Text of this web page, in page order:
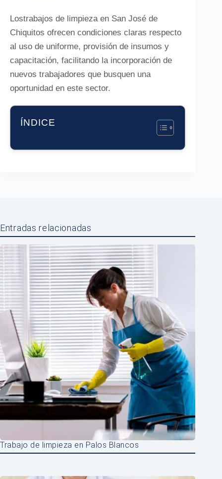
Lostrabajos de limpieza en San José de
Chiquitos ofrecen condiciones claras respecto
al uso de uniforme, provisión de insumos y
capacitación, facilitando la incorporación de
nuevos trabajadores que busquen una
oportunidad en este sector.
ÍNDICE
Entradas relacionadas
Trabajo de limpieza en Palos Blancos